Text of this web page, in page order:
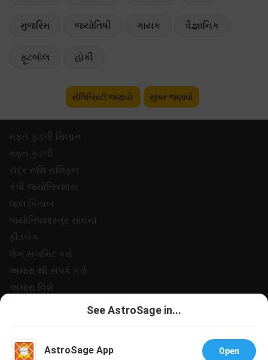
મુજરિમ જ્યોતિષી ગાયક વૈજ્ઞાનિક
ફૂટબૉલ હોકી
સેલિબ્રિટી જણાવો સુધાર જણાવો
મફ્ત કુંડળી મિલાન
મફ્ત કુંડળી
ચંદ્ર રાશિ રાશિફળ
કેપી જ્યોતિષશાસ
લાલ કિતાબ
જ્યોતિષશાસ્ત્ર સાધનો
ફીડબેક
લેખ સબમિટ કરો
અમારા થી સંપર્ક કરો
અમારા વિશે
સપોર
See AstroSage in...
AstroSage App Open